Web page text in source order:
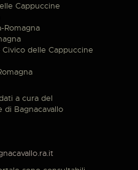
Cappuccine
Romagna
delle Cappuccine
a cura del
di Bagnacavallo